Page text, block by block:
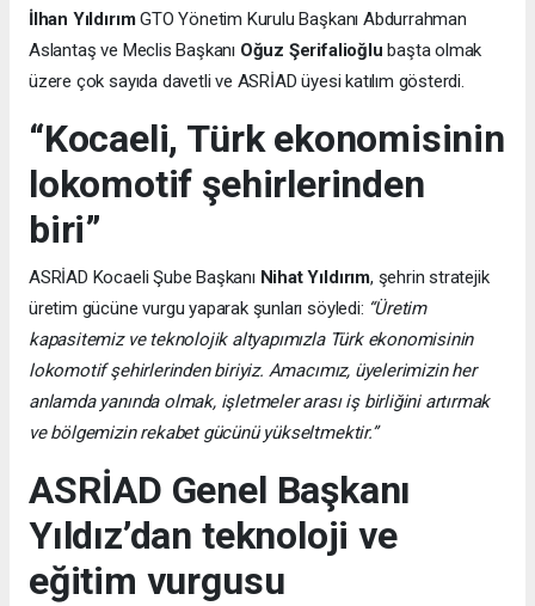
İlhan YıldırımGTO Yönetim Kurulu Başkanı Abdurrahman
Aslantaş ve Meclis Başkanı Oğuz Şerifalioğlu başta olmak
üzere çok sayıda davetli ve ASRİAD üyesi katılım gösterdi.
“Kocaeli, Türk ekonomisinin
lokomotif şehirlerinden
biri”
ASRİAD Kocaeli Şube Başkanı Nihat Yıldırım, şehrin stratejik
üretim gücüne vurgu yaparak şunları söyledi: “Üretim
kapasitemiz ve teknolojik altyapımızla Türk ekonomisinin
lokomotif şehirlerinden biriyiz. Amacımız, üyelerimizin her
anlamda yanında olmak, işletmeler arası iş birliğini artırmak
ve bölgemizin rekabet gücünü yükseltmektir.”
ASRİAD Genel Başkanı
Yıldız’dan teknoloji ve
eğitim vurgusu